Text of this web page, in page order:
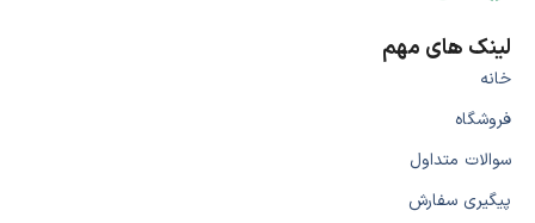
لینک های مهم
خانه
فروشگاه
سوالات متداول
پیگیری سفارش